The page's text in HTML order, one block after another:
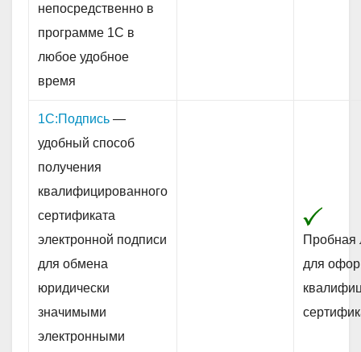
непосредственно в
программе 1С в
любое удобное
время
1С:Подпись —
удобный способ
получения
квалифицированного
сертификата
электронной подписи
для обмена
юридически
значимыми
электронными
Пробная
для